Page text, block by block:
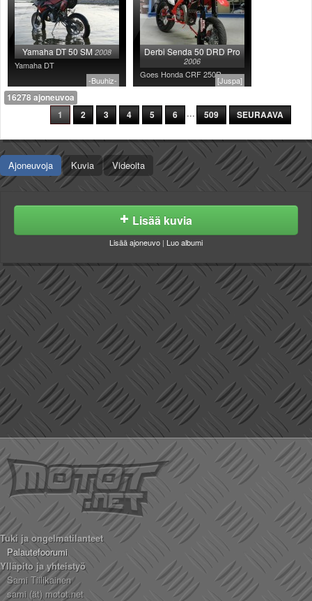
Yamaha DT 50 SM2008
Yamaha DT
-Buuhiz-
Derbi Senda 50 DRD Pro
2006
Goes Honda CRF 250R
[Juspa]
16278 ajoneuvoa
1 2 3 4 5 6 ... 509 SEURAAVA
Ajoneuvoja Kuvia Videoita
Lisää kuvia
Lisää ajoneuvo | Luo albumi
Tuki ja ongelmatilanteet
Palautefoorumi
Ylläpito ja yhteistyö
Sami Tiilikainen
sami (ät) motot.net